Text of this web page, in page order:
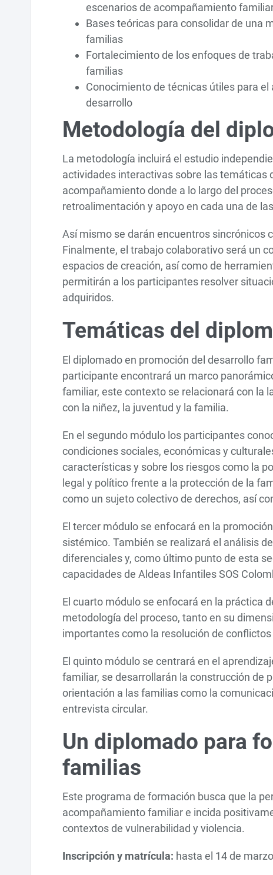
escenarios de acompañamiento
Bases teóricas para consolidar de una
familias
Fortalecimiento de los enfoques de
familias
Conocimiento de técnicas útiles para
desarrollo
Metodología del
La metodología incluirá el estudio
actividades interactivas sobre las temáticas
acompañamiento donde a lo largo del
retroalimentación y apoyo en cada una de
Así mismo se darán encuentros sincrónicos
Finalmente, el trabajo colaborativo será un
espacios de creación, así como de
permitirán a los participantes resolver
adquiridos.
Temáticas del
El diplomado en promoción del desarrollo
participante encontrará un marco
familiar, este contexto se relacionará con la
con la niñez, la juventud y la familia.
En el segundo módulo los participantes
condiciones sociales, económicas y
características y sobre los riesgos como la
legal y político frente a la protección de la
como un sujeto colectivo de derechos, así
El tercer módulo se enfocará en la
sistémico. También se realizará el análisis
diferenciales y, como último punto de esta
capacidades de Aldeas Infantiles SOS
El cuarto módulo se enfocará en la práctica
metodología del proceso, tanto en su
importantes como la resolución de
El quinto módulo se centrará en el
familiar, se desarrollarán la construcción de
orientación a las familias como la
entrevista circular.
Un diplomado para
familias
Este programa de formación busca que la
acompañamiento familiar e incida
contextos de vulnerabilidad y violencia.
Inscripción y matrícula: hasta el 14 de